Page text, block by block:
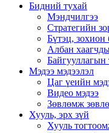
Бидний тухай
Мэндчилгээ
Стратегийн
Бүтэц, зохион
Албан
Байгууллагын
Мэдээ мэдээлэл
Цаг үеийн
Видео мэдээ
Зөвлөмж
Хууль, эрх зүй
Хууль